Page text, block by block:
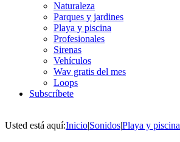
Naturaleza
Parques y jardines
Playa y piscina
Profesionales
Sirenas
Vehículos
Wav gratis del mes
Loops
Subscríbete
Usted está aquí:Inicio|Sonidos|Playa y piscina